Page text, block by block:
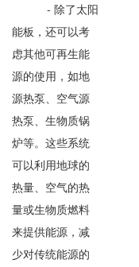
- 除了太阳
能板，还可以考
虑其他可再生能
源的使用，如地
源热泵、空气源
热泵、生物质锅
炉等。这些系统
可以利用地球的
热量、空气的热
量或生物质燃料
来提供能源，减
少对传统能源的